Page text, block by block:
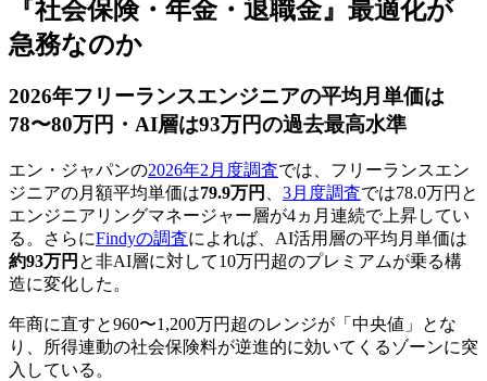
『社会保険・年金・退職金』最適化が
急務なのか
2026年フリーランスエンジニアの平均月単価は
78〜80万円・AI層は93万円の過去最高水準
エン・ジャパンの2026年2月度調査では、フリーランスエン
ジニアの月額平均単価は79.9万円 3月度調査では78.0万円と
エンジニアリングマネージャー層が4ヵ月連続で上昇してい
る。さらにFindyの調査によれば、AI活用層の平均月単価は
約93万円 と非AI層に対して10万円超のプレミアムが乗る構
造に変化した。
年商に直すと960〜1,200万円超のレンジが「中央値」とな
り、所得連動の社会保険料が逆進的に効いてくるゾーンに突
入している。